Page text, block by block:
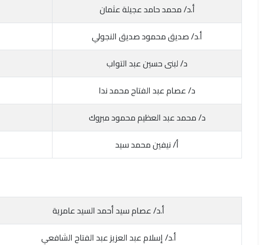
أ.د/ محمد حامد عجيلة عثمان
أ.د/ صديق محمود صديق النجولي
د/ لبنى حسين عبد التواب
د/ عصام عبد الفتاح محمد ندا
د/ محمد عبد العظيم محمود مبروك
أ/ نيفين محمد سيد
أ.د/ عصام سيد أحمد السيد عامرية
أ.د/ إسلام عبد العزيز عبد الفتاح الشافعي